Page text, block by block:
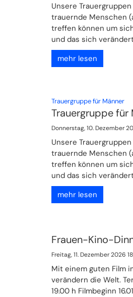
Unsere
trauernde Menschen
treffen können um
und das sich
mehr lesen
Trauergruppe für Männer:
Trauergruppe für
Donnerstag, 10. Dezember
Unsere
trauernde Menschen
treffen können um
und das sich
mehr lesen
Frauen-Kino-
Freitag, 11. Dezember 2026
Mit einem guten Film
verändern die Welt.
19.00 h Filmbeginn